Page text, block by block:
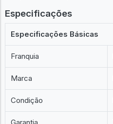
Especificações
Especificações Básicas
Franquia
Marca
Condição